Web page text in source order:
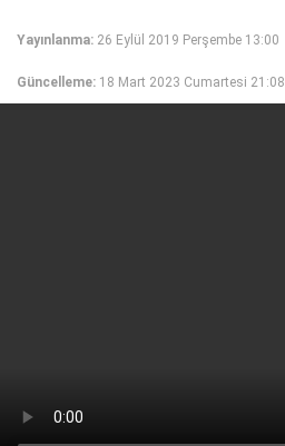
Yayınlanma: 26 Eylül 2019 Perşembe 13:00
Güncelleme: 18 Mart 2023 Cumartesi 21:08